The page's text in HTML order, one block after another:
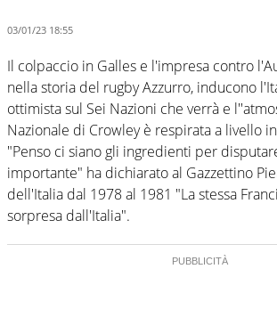
03/01/23 18:55
Il colpaccio in Galles e l'impresa contro
nella storia del rugby Azzurro, inducono
ottimista sul Sei Nazioni che verrà e
Nazionale di Crowley è respirata a livello
"Penso ci siano gli ingredienti per
importante" ha dichiarato al Gazzettino
dell'Italia dal 1978 al 1981 "La stessa
sorpresa dall'Italia".